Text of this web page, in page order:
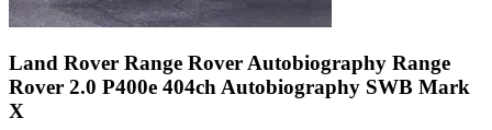
Land Rover Range Rover Autobiography Range
Rover 2.0 P400e 404ch Autobiography SWB Mark
X